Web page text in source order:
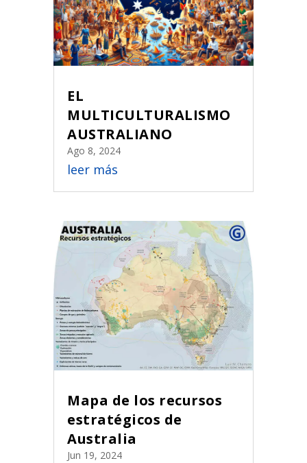
EL
MULTICULTURALISMO
AUSTRALIANO
Ago 8, 2024
leer más
Mapa de los recursos
estratégicos de
Australia
Jun 19, 2024